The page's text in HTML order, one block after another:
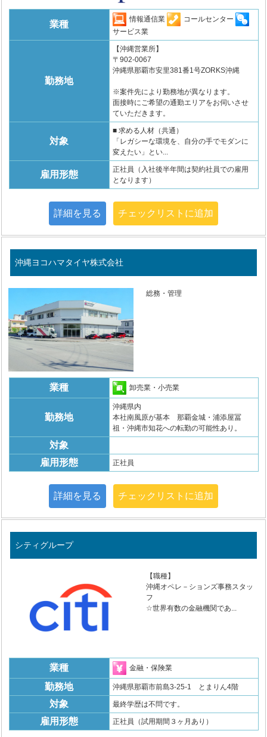
業種
情報通信業
コールセンター
サービス業
勤務地
【沖縄営業所】
〒902-0067
沖縄県那覇市安里381番1号ZORKS沖縄
※案件先により勤務地が異なります。
面接時にご希望の通勤エリアをお伺いさせ
ていただきます。
対象
■ 求める人材（共通）
「レガシーな環境を、自分の手でモダンに
変えたい」とい...
雇用形態
正社員（入社後半年間は契約社員での雇用
となります）
詳細を見る チェックリストに追加
沖縄ヨコハマタイヤ株式会社
総務・管理
業種 卸売業・小売業
勤務地
沖縄県内
本社南風原が基本 那覇金城・浦添屋冨
祖・沖縄市知花への転勤の可能性あり。
対象
雇用形態
正社員
詳細を見る チェックリストに追加
シティグループ
【職種】
沖縄オペレ－ションズ事務スタッ
フ
☆世界有数の金融機関であ...
業種 金融・保険業
勤務地 沖縄県那覇市前島3-25-1 とまりん4階
対象 最終学歴は不問です。
雇用形態 正社員（試用期間３ヶ月あり）